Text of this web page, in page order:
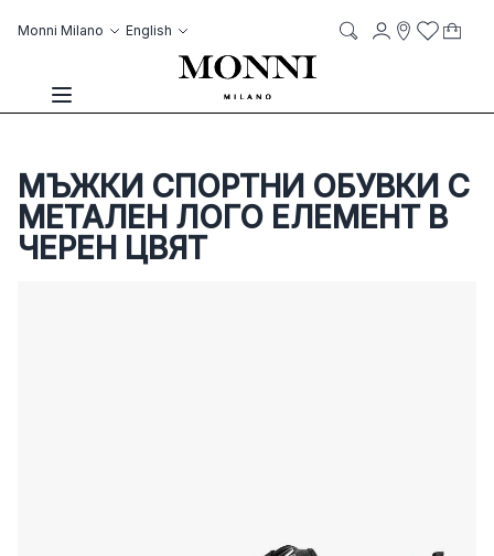
Monni Milano Language
English
Toggle Nav
AccountWish List
My
МЪЖКИ СПОРТНИ ОБУВКИ С
МЕТАЛЕН ЛОГО ЕЛЕМЕНТ В
ЧЕРЕН ЦВЯТ